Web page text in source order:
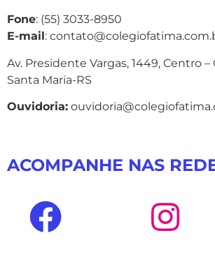
Fone: (55) 3033-8950
E-mail:
Av. Presidente Vargas, 1449, Centro –
Santa Maria-RS
Ouvidoria:
ACOMPANHE NAS